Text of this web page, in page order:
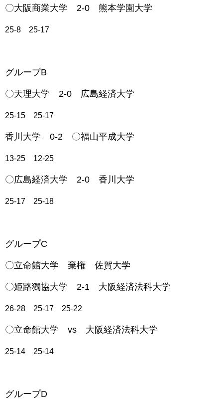
〇大阪商業大学 2-0 熊本学園大学
25-8 25-17
グループB
〇天理大学 2-0 広島経済大学
25-15 25-17
香川大学 0-2 〇福山平成大学
13-25 12-25
〇広島経済大学 2-0 香川大学
25-17 25-18
グループC
〇立命館大学 棄権 佐賀大学
〇姫路獨協大学 2-1 大阪経済法科大学
26-28 25-17 25-22
〇立命館大学 vs 大阪経済法科大学
25-14 25-14
グループD